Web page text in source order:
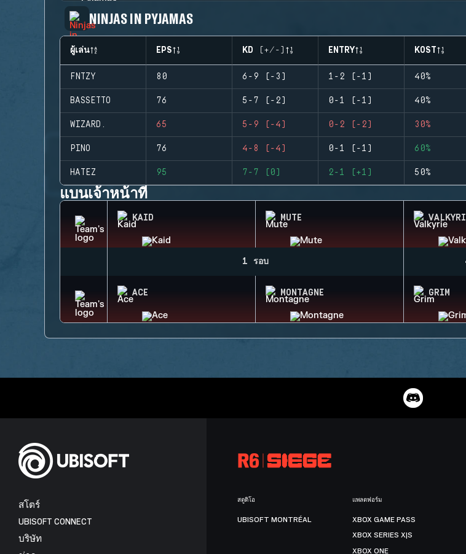
NINJAS IN PYJAMAS
ผู้เล่น EPS KD (+/-) ENTRY KOST
FNTZY 80 6-9 (-3) 1-2 (-1) 40%
BASSETTO 76 5-7 (-2) 0-1 (-1) 40%
WIZARD. 65 5-9 (-4) 0-2 (-2) 30%
PINO 76 4-8 (-4) 0-1 (-1) 60%
HATEZ 95 7-7 (0) 2-1 (+1) 50%
แบนเจ้าหน้าที่
KAID MUTE
1 รอบ
ACE MONTAGNE GRIM
สโตร์
UBISOFT CONNECT
บริษัท
สตูดิโอ
UBISOFT MONTRÉAL
แพลตฟอร์ม
XBOX GAME PASS
XBOX SERIES X|S
XBOX ONE